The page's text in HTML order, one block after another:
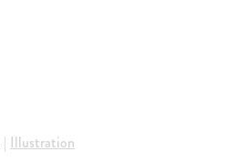
| Illustration